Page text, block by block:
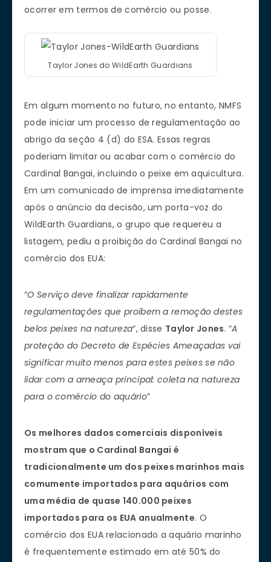
ocorrer em termos de comércio ou posse.
Taylor Jones do WildEarth Guardians
Em algum momento no futuro, no entanto, NMFS
pode iniciar um processo de regulamentação ao
abrigo da seção 4 (d) do ESA. Essas regras
poderiam limitar ou acabar com o comércio do
Cardinal Bangai, incluindo o peixe em aquicultura.
Em um comunicado de imprensa imediatamente
após o anúncio da decisão, um porta-voz do
WildEarth Guardians, o grupo que requereu a
listagem, pediu a proibição do Cardinal Bangai no
comércio dos EUA:
“O Serviço deve finalizar rapidamente
regulamentações que proíbem a remoção destes
belos peixes na natureza“, disse Taylor Jones. “A
proteção do Decreto de Espécies Ameaçadas vai
significar muito menos para estes peixes se não
lidar com a ameaça principal: coleta na natureza
para o comércio do aquário”
Os melhores dados comerciais disponíveis
mostram que o Cardinal Bangai é
tradicionalmente um dos peixes marinhos mais
comumente importados para aquários com
uma média de quase 140.000 peixes
importados para os EUA anualmente. O
comércio dos EUA relacionado a aquário marinho
é frequentemente estimado em até 50% do